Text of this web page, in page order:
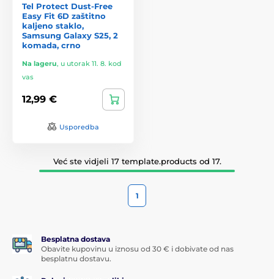
Tel Protect Dust-Free
Easy Fit 6D zaštitno
kaljeno staklo,
Samsung Galaxy S25, 2
komada, crno
Na lageru, u utorak 11. 8. kod
vas
12,99 €
Usporedba
Već ste vidjeli 17 template.products od 17.
1
Besplatna dostava
Obavite kupovinu u iznosu od 30 € i dobivate od nas
besplatnu dostavu.